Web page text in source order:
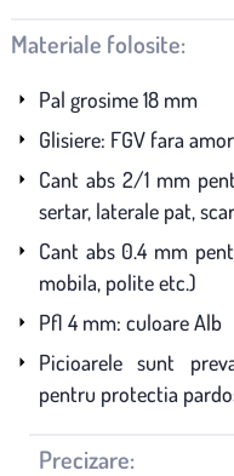
Materiale folosite:
Pal grosime 18 mm
Glisiere: FGV fara
Cant abs 2/1 mm
sertar, laterale pat,
Cant abs 0.4 mm
mobila, polite etc.)
Pfl 4 mm: culoare Alb
Picioarele sunt
pentru protectia
Precizare: